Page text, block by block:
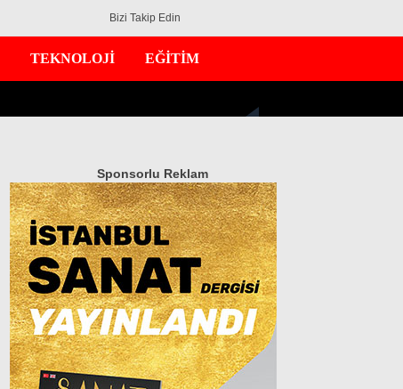
GÜNDEM
EKONOMİ
DÜNYA
Bizi Takip Edin
TEKNOLOJİ EĞİTİM
Sponsorlu Reklam